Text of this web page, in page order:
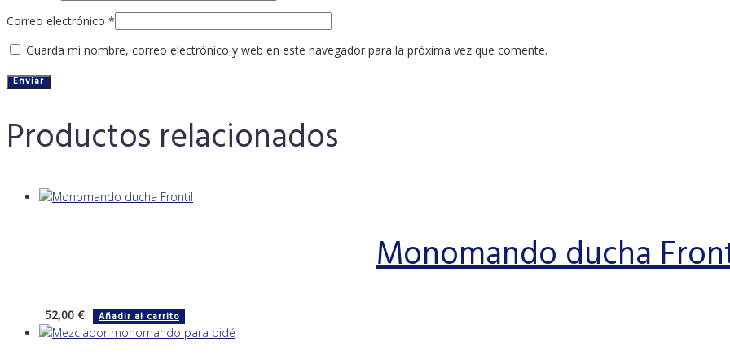
Correo electrónico *
Guarda mi nombre, correo electrónico y web en este navegador para la próxima vez que comente.
Productos relacionados
Monomando ducha
52,00 € Añadir al carrito